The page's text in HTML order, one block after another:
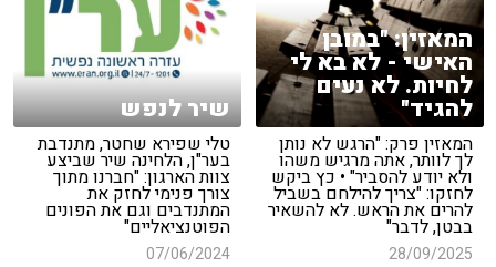
המאזין: "במובן
האישי - לא בא לי
לחיות. לא נעים
להגיד"
המאזין פרק: "הרגש לא נותן
לך לוותר, אתה מרגיש משהו
ולא יודע להסביר" • כץ ביקש
לחזקו: "צריך להילחם בשביל
להרים את הראש. לא להשאיר
בבטן, לדבר"
28/09/2025
שיר לנפש
טלי שפירא שחטר, מתנדבת
בער"ן, הלחינה שיר שביצע
צוות הארגון: "חברנו מתוך
צורך פנימי לחזק את
המתנדבים וגם את הפונים
הפוטנציאליים"
07/06/2024